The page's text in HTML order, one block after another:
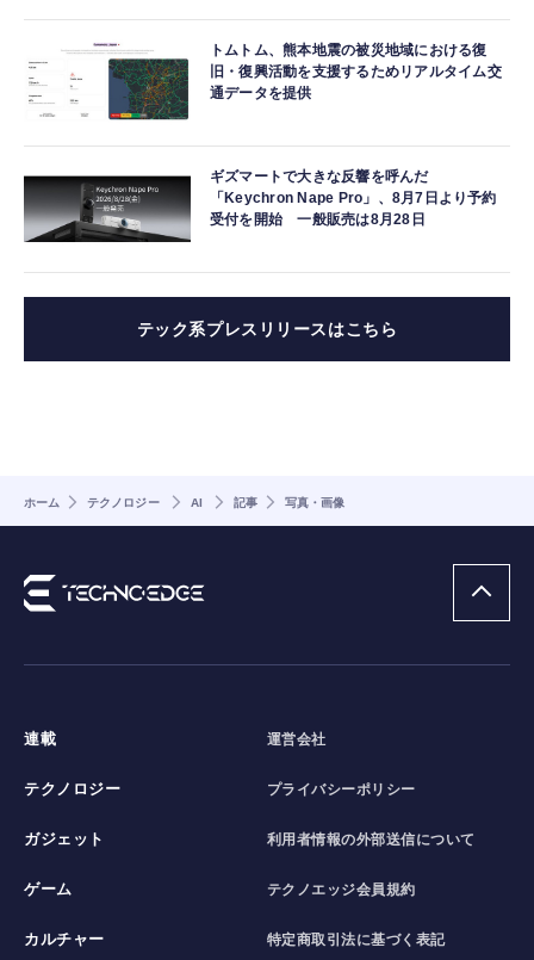
トムトム、熊本地震の被災地域における復
旧・復興活動を支援するためリアルタイム交
通データを提供
ギズマートで大きな反響を呼んだ
「Keychron Nape Pro」、8月7日より予約
受付を開始 一般販売は8月28日
テック系プレスリリースはこちら
ホーム テクノロジー AI 記事 写真・画像
連載
テクノロジー
ガジェット
ゲーム
カルチャー
運営会社
プライバシーポリシー
利用者情報の外部送信について
テクノエッジ会員規約
特定商取引法に基づく表記